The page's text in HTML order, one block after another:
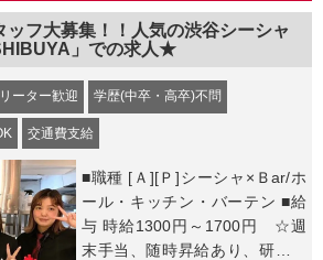
フ大募集！！人気の渋谷シーシャ
」での求人★
ーター歓迎 学歴(中卒・高卒)不問
交通費支給
■職種 [Ａ][Ｐ]シーシャ×Ｂar/ホ
ール・キッチン・バーテン ■給
与 時給1300円～1700円 ☆週
末手当、随時昇給あり、研修時